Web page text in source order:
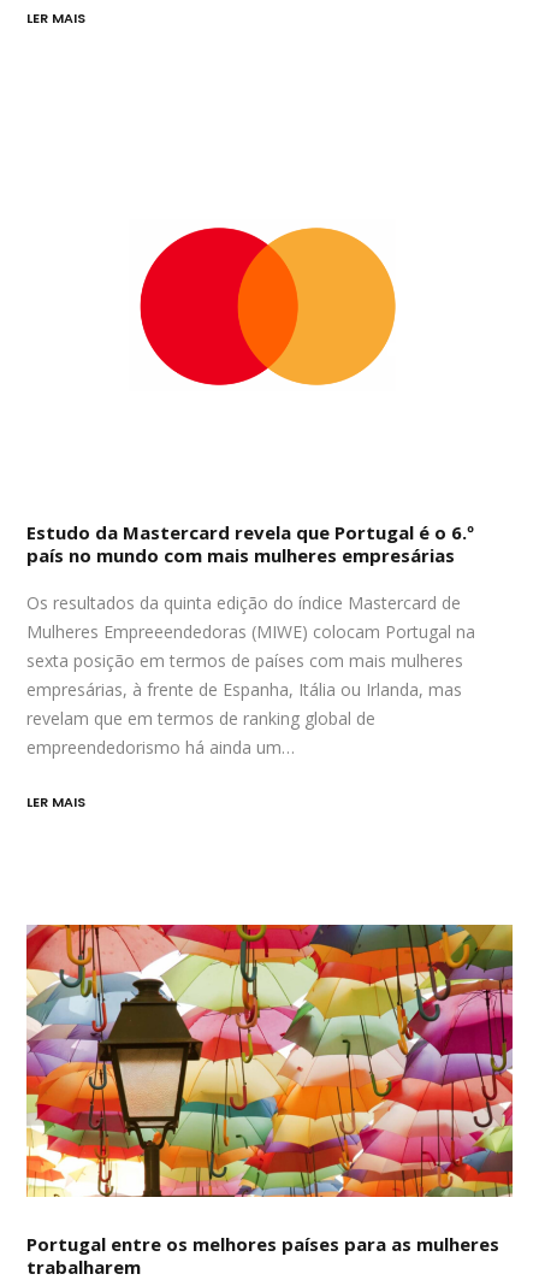
LER MAIS
Estudo da Mastercard revela que Portugal é o 6.º
país no mundo com mais mulheres empresárias
Os resultados da quinta edição do índice Mastercard de
Mulheres Empreeendedoras (MIWE) colocam Portugal na
sexta posição em termos de países com mais mulheres
empresárias, à frente de Espanha, Itália ou Irlanda, mas
revelam que em termos de ranking global de
empreendedorismo há ainda um…
LER MAIS
Portugal entre os melhores países para as mulheres
trabalharem